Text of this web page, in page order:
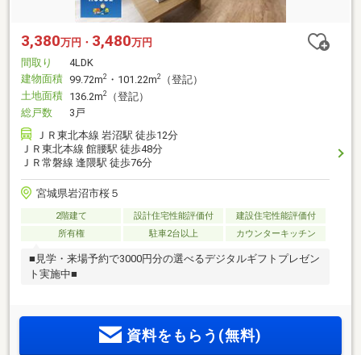
3,380万円・ 3,480万円
間取り
4LDK
建物面積 99.72m2 ・101.22m2
（登記）
土地面積 136.2m2
（登記）
総戸数
3戸
ＪＲ東北本線 岩沼駅 徒歩12分
ＪＲ東北本線 館腰駅 徒歩48分
ＪＲ常磐線 逢隈駅 徒歩76分
宮城県岩沼市桜５
2階建て 設計住宅性能評価付
建設住宅性能評価付
所有権
駐車2台以上 カウンターキッチン
■見学・来場予約で3000円分の選べるデジタルギフトプレゼン
ト実施中■
資料をもらう(無料)